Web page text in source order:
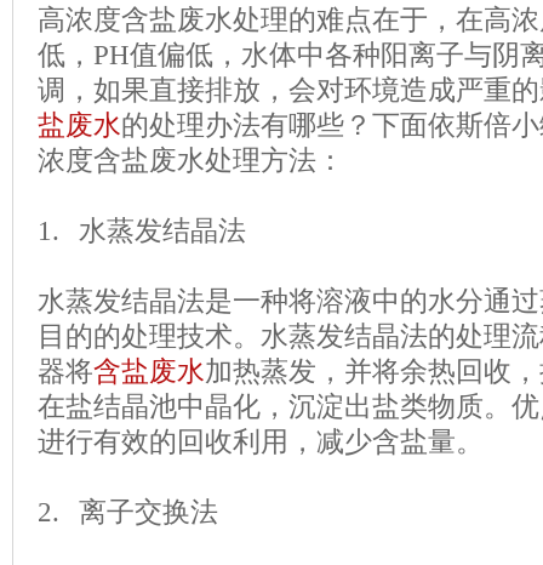
高浓度含盐废水处理的难点在于，在高
低，PH值偏低，水体中各种阳离子与阴
调，如果直接排放，会对环境造成严重
盐废水的处理办法有哪些？下面依斯倍
浓度含盐废水处理方法：
1. 水蒸发结晶法
水蒸发结晶法是一种将溶液中的水分通
目的的处理技术。水蒸发结晶法的处理
器将含盐废水加热蒸发，并将余热回收
在盐结晶池中晶化，沉淀出盐类物质。
进行有效的回收利用，减少含盐量。
2. 离子交换法